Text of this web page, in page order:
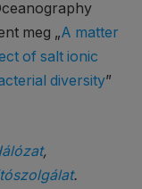
meg „A matter
of salt ionic
diversity”
,
.